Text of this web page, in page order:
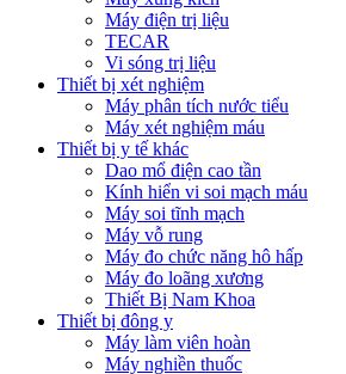
Máy điện trị liệu
TECAR
Vi sóng trị liệu
Thiết bị xét nghiệm
Máy phân tích nước tiểu
Máy xét nghiệm máu
Thiết bị y tế khác
Dao mổ điện cao tần
Kính hiển vi soi mạch máu
Máy soi tĩnh mạch
Máy vỗ rung
Máy đo chức năng hô hấp
Máy đo loãng xương
Thiết Bị Nam Khoa
Thiết bị đông y
Máy làm viên hoàn
Máy nghiền thuốc